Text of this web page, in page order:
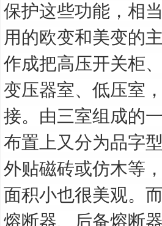
保护这些功能，相
用的欧变和美变的
作成把高压开关柜
变压器室、低压室
接。由三室组成的
布置上又分为品字
外贴磁砖或仿木等
面积小也很美观。
熔断器、后备熔断